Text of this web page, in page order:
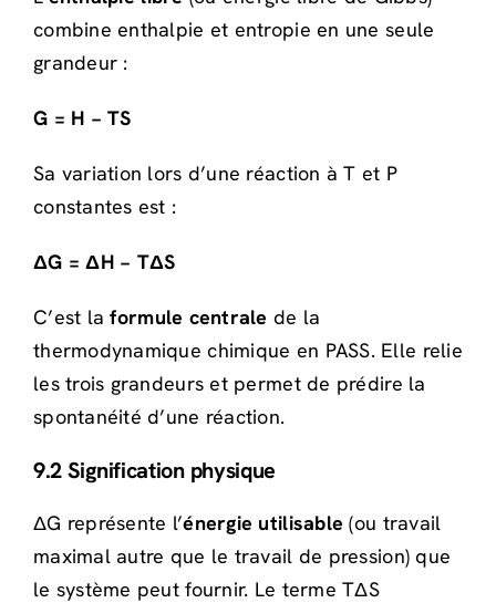
combine enthalpie et entropie en une seule
grandeur :
G = H − TS
Sa variation lors d’une réaction à T et P
constantes est :
ΔG = ΔH − TΔS
C’est laformule centrale de la
thermodynamique chimique en PASS. Elle relie
les trois grandeurs et permet de prédire la
spontanéité d’une réaction.
9.2 Signification physique
ΔG représente l’énergie utilisable (ou travail
maximal autre que le travail de pression) que
le système peut fournir. Le terme TΔS